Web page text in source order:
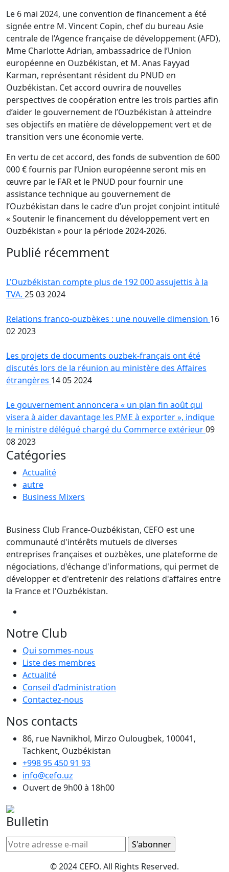
Publié récemment
L’Ouzbékistan compte plus de 192 000 assujettis à la
TVA. 25 03 2024
Relations franco-ouzbèkes : une nouvelle dimension 16
02 2023
Les projets de documents ouzbek-français ont été
discutés lors de la réunion au ministère des Affaires
étrangères 14 05 2024
Le gouvernement annoncera « un plan fin août qui
visera à aider davantage les PME à exporter », indique
le ministre délégué chargé du Commerce extérieur09
08 2023
Catégories
Actualité
autre
Business Mixers
Le 6 mai 2024, une convention de financement a été
signée entre M. Vincent Copin, chef du bureau Asie
centrale de l’Agence française de développement (AFD),
Mme Charlotte Adrian, ambassadrice de l’Union
européenne en Ouzbékistan, et M. Anas Fayyad
Karman, représentant résident du PNUD en
Ouzbékistan. Cet accord ouvrira de nouvelles
perspectives de coopération entre les trois parties afin
d’aider le gouvernement de l’Ouzbékistan à atteindre
ses objectifs en matière de développement vert et de
transition vers une économie verte.
En vertu de cet accord, des fonds de subvention de 600
000 € fournis par l’Union européenne seront mis en
œuvre par le FAR et le PNUD pour fournir une
assistance technique au gouvernement de
l’Ouzbékistan dans le cadre d’un projet conjoint intitulé
« Soutenir le financement du développement vert en
Ouzbékistan » pour la période 2024-2026.
Business Club France-Ouzbékistan, CEFO est une
communauté d'intérêts mutuels de diverses
entreprises françaises et ouzbèkes, une plateforme de
négociations, d'échange d'informations, qui permet de
développer et d'entretenir des relations d'affaires entre
la France et l'Ouzbékistan.
Notre Club
Qui sommes-nous
Liste des membres
Actualité
Conseil d’administration
Contactez-nous
Nos contacts
86, rue Navnikhol, Mirzo Oulougbek, 100041,
Tachkent, Ouzbékistan
+998 95 450 91 93
info@cefo.uz
Ouvert de 9h00 à 18h00
Bulletin
© 2024 CEFO. All Rights Reserved.